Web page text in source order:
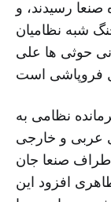
صنعا رسیدند، و
شبه نظامیان
حوثی ها علی
تأکید کرد فرار نزدیک به ۳۰ فرمانده نظامی به
عربی و خارجی
صنعا جان
افزود این